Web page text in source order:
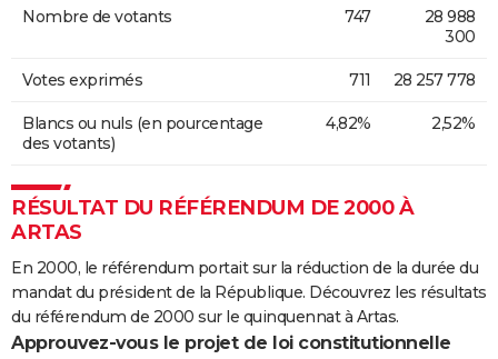
Nombre de votants 747
28 988
300
Votes exprimés 711 28 257 778
Blancs ou nuls (en pourcentage
des votants)
4,82% 2,52%
RÉSULTAT DU RÉFÉRENDUM DE 2000 À
ARTAS
En 2000, le référendum portait sur la réduction de la durée du
mandat du président de la République. Découvrez les résultats
du référendum de 2000 sur le quinquennat à Artas.
Approuvez-vous le projet de loi constitutionnelle